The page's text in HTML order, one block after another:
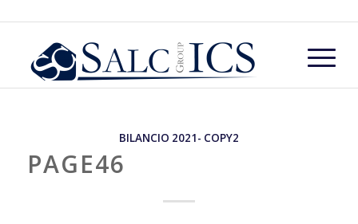
BILANCIO 2021- COPY2
PAGE46